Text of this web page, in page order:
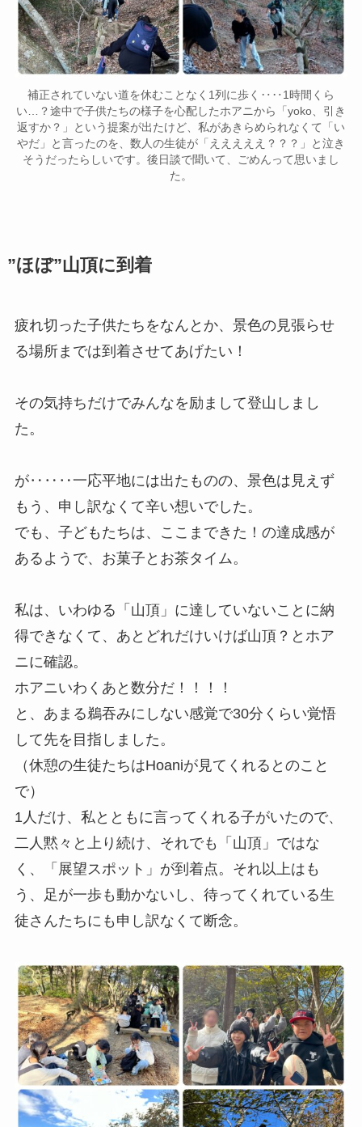
補正されていない道を休むことなく1列に歩く‥‥1時間くら
い…？途中で子供たちの様子を心配したホアニから「yoko、引き
返すか？」という提案が出たけど、私があきらめられなくて「い
やだ」と言ったのを、数人の生徒が「えええええ？？？」と泣き
そうだったらしいです。後日談で聞いて、ごめんって思いまし
た。
”ほぼ”山頂に到着
疲れ切った子供たちをなんとか、景色の見張らせ
る場所までは到着させてあげたい！
その気持ちだけでみんなを励まして登山しまし
た。
が‥‥‥一応平地には出たものの、景色は見えず
もう、申し訳なくて辛い想いでした。
でも、子どもたちは、ここまできた！の達成感が
あるようで、お菓子とお茶タイム。
私は、いわゆる「山頂」に達していないことに納
得できなくて、あとどれだけいけば山頂？とホア
ニに確認。
ホアニいわくあと数分だ！！！！
と、あまる鵜吞みにしない感覚で30分くらい覚悟
して先を目指しました。
（休憩の生徒たちはHoaniが見てくれるとのこと
で）
1人だけ、私とともに言ってくれる子がいたので、
二人黙々と上り続け、それでも「山頂」ではな
く、「展望スポット」が到着点。それ以上はも
う、足が一歩も動かないし、待ってくれている生
徒さんたちにも申し訳なくて断念。